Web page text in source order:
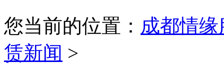
您当前的位置： 成都情
赁新闻 >